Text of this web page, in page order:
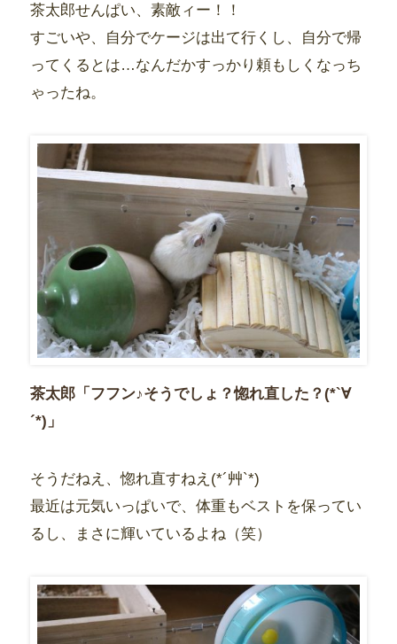
茶太郎せんぱい、素敵ィー！！
すごいや、自分でケージは出て行くし、自分で帰
ってくるとは…なんだかすっかり頼もしくなっち
ゃったね。
茶太郎「フフン♪そうでしょ？惚れ直した？(*`∀
´*)」
そうだねえ、惚れ直すねえ(*´艸`*)
最近は元気いっぱいで、体重もベストを保ってい
るし、まさに輝いているよね（笑）